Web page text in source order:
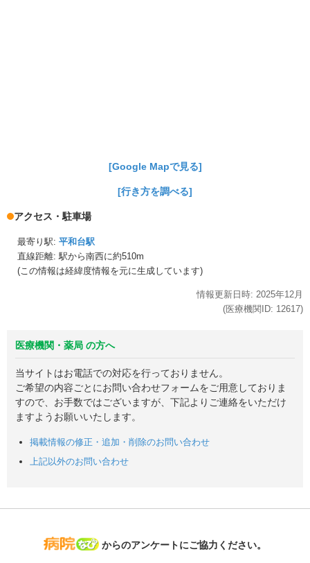
[Google Mapで見る]
[行き方を調べる]
アクセス・駐車場
最寄り駅: 平和台駅
直線距離: 駅から南西に約510m
(この情報は経緯度情報を元に生成しています)
情報更新日時: 2025年12月
(医療機関ID: 12617)
医療機関・薬局 の方へ
当サイトはお電話での対応を行っておりません。
ご希望の内容ごとにお問い合わせフォームをご用意しておりま
すので、お手数ではございますが、下記よりご連絡をいただけ
ますようお願いいたします。
掲載情報の修正・追加・削除のお問い合わせ
上記以外のお問い合わせ
病院なび
からのアンケートにご協力ください。